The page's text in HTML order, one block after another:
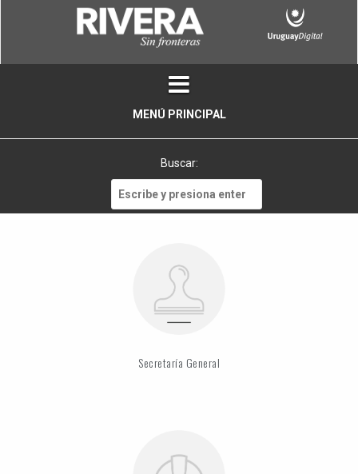
MENÚ PRINCIPAL
Buscar:
Secretaría General